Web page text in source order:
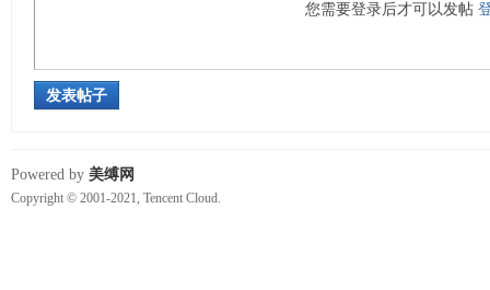
您需要登录后才可以发帖
发表帖子
Powered by 美缚网
Copyright © 2001-2021, Tencent Cloud.